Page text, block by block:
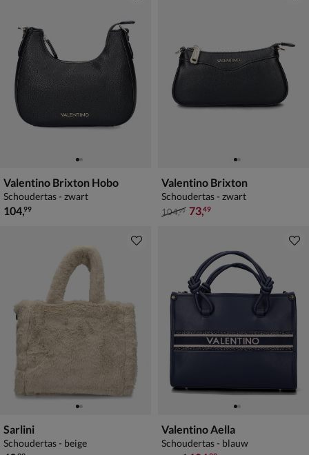
Valentino Brixton Hobo
Schoudertas - zwart
€ 104,99
104,99
Valentino Brixton
Schoudertas - zwart
van € 104,99 voor € 73,49
104,99 73,49
Sarlini
Schoudertas - beige
Valentino Aella
Schoudertas - blauw